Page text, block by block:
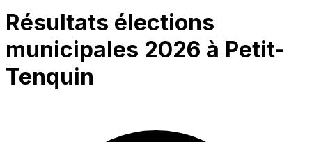
Résultats élections
municipales 2026 à Petit-
Tenquin